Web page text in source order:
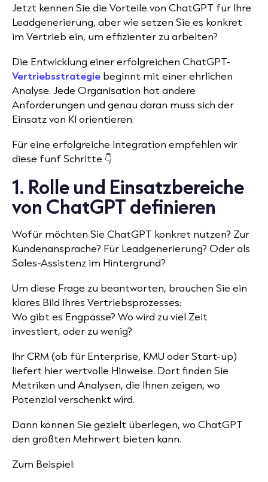
Jetzt kennen Sie die Vorteile von ChatGPT für Ihre
Leadgenerierung, aber wie setzen Sie es konkret
im Vertrieb ein, um effizienter zu arbeiten?
Die Entwicklung einer erfolgreichen ChatGPT-
Vertriebsstrategie beginnt mit einer ehrlichen
Analyse. Jede Organisation hat andere
Anforderungen und genau daran muss sich der
Einsatz von KI orientieren.
Für eine erfolgreiche Integration empfehlen wir
diese fünf Schritte 👇
1. Rolle und Einsatzbereiche
von ChatGPT definieren
Wofür möchten Sie ChatGPT konkret nutzen? Zur
Kundenansprache? Für Leadgenerierung? Oder als
Sales-Assistenz im Hintergrund?
Um diese Frage zu beantworten, brauchen Sie ein
klares Bild Ihres Vertriebsprozesses:
Wo gibt es Engpässe? Wo wird zu viel Zeit
investiert, oder zu wenig?
Ihr CRM (ob für Enterprise, KMU oder Start-up)
liefert hier wertvolle Hinweise. Dort finden Sie
Metriken und Analysen, die Ihnen zeigen, wo
Potenzial verschenkt wird.
Dann können Sie gezielt überlegen, wo ChatGPT
den größten Mehrwert bieten kann.
Zum Beispiel: